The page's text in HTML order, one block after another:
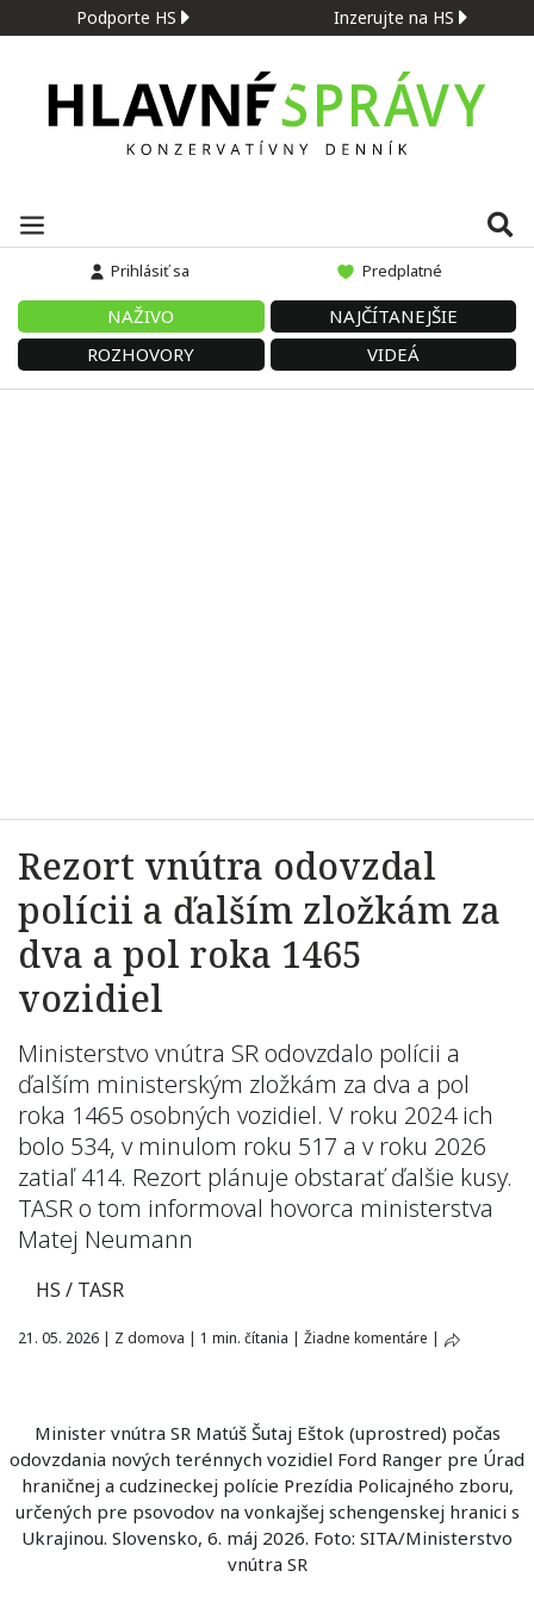
Podporte HS Inzerujte na HS
Prihlásiť sa Predplatné
NAŽIVO
NAJČÍTANEJŠIE
ROZHOVORY
VIDEÁ
Rezort vnútra odovzdal
polícii a ďalším zložkám za
dva a pol roka 1465
vozidiel
Ministerstvo vnútra SR odovzdalo polícii a
ďalším ministerským zložkám za dva a pol
roka 1465 osobných vozidiel. V roku 2024 ich
bolo 534, v minulom roku 517 a v roku 2026
zatiaľ 414. Rezort plánuje obstarať ďalšie kusy.
TASR o tom informoval hovorca ministerstva
Matej Neumann
HS / TASR
21. 05. 2026 | Z domova | 1 min. čítania | Žiadne komentáre |
Minister vnútra SR Matúš Šutaj Eštok (uprostred) počas
odovzdania nových terénnych vozidiel Ford Ranger pre Úrad
hraničnej a cudzineckej polície Prezídia Policajného zboru,
určených pre psovodov na vonkajšej schengenskej hranici s
Ukrajinou. Slovensko, 6. máj 2026. Foto: SITA/Ministerstvo
vnútra SR